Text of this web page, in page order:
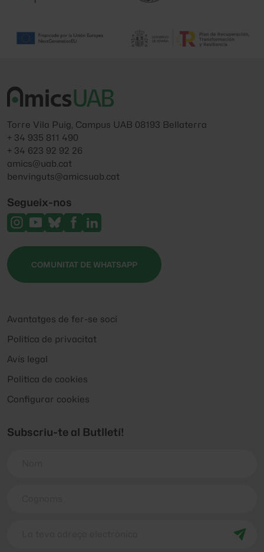
Torre Vila Puig, Campus UAB 08193 Bellaterra
+ 34 935 811 490
+ 34 623 92 92 26
amics@uab.cat
benvinguts@amicsuab.cat
Segueix-nos
COMUNITAT DE WHATSAPP
Avantatges de fer-se soci
Politica de privacitat
Avís legal
Politica de cookies
Configurar cookies
Subscriu-te al Butlletí!